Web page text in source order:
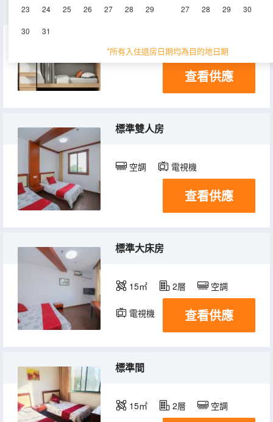
23 24 25 26 27 28 29
30 31
27 28 29 30
*所有入住退房日期均為目的地日期
四人間（床位房）（僅女生入住）
15-20㎡ 空調
查看供應
標準雙人房
空調 電視機
查看供應
標準大床房
15㎡ 2層 空調
電視機 查看供應
標準間
15㎡ 2層 空調